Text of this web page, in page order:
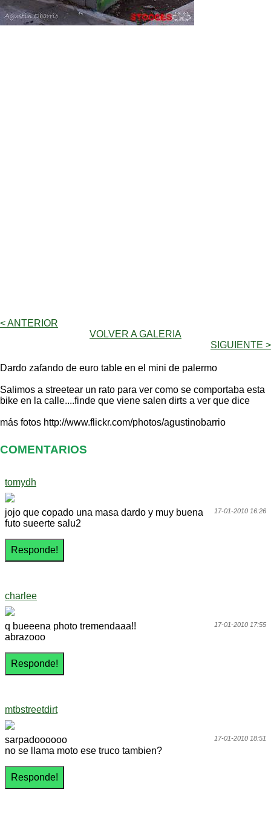
< ANTERIOR
VOLVER A GALERIA
SIGUIENTE >
Dardo zafando de euro table en el mini de palermo
Salimos a streetear un rato para ver como se comportaba esta
bike en la calle....finde que viene salen dirts a ver que dice
más fotos http://www.flickr.com/photos/agustinobarrio
COMENTARIOS
tomydh
17-01-2010 16:26
jojo que copado una masa dardo y muy buena
futo sueerte salu2
charlee
17-01-2010 17:55
q bueeena photo tremendaaa!!
abrazooo
mtbstreetdirt
17-01-2010 18:51
sarpadoooooo
no se llama moto ese truco tambien?